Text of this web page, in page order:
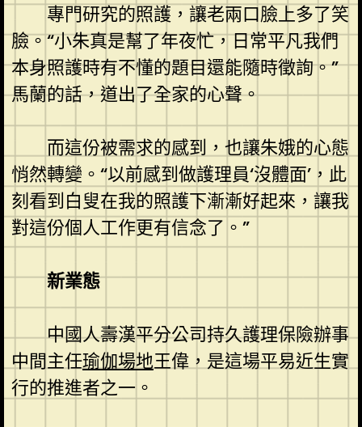
專門研究的照護，讓老兩口臉上多了笑
臉。“小朱真是幫了年夜忙，日常平凡我們
本身照護時有不懂的題目還能隨時徵詢。”
馬蘭的話，道出了全家的心聲。
而這份被需求的感到，也讓朱娥的心態
悄然轉變。“以前感到做護理員‘沒體面’，此
刻看到白叟在我的照護下漸漸好起來，讓我
對這份個人工作更有信念了。”
新業態
中國人壽漢平分公司持久護理保險辦事
中間主任瑜伽場地王偉，是這場平易近生實
行的推進者之一。